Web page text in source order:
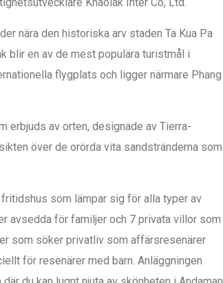
Khaolak Inter Co, Ltd.
nära den historiska arv staden Ta Kua Pa
blir en av de mest populära turistmål i
flygplats och ligger närmare Phang
erbjuds av orten, designade av Tierra-
över de orörda vita sandstränderna som
som lämpar sig för alla typer av
avsedda för familjer och 7 privata villor som
som söker privatliv som affärsresenärer
för resenärer med barn. Anläggningen